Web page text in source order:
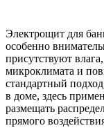
Электрощит для
особенно
присутствуют
микроклимата и
стандартный
в доме, здесь
размещать
прямого